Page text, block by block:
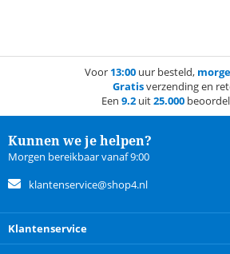
Voor 13:00uur besteld,
Gratisverzending en
Een 9.2 uit25.000
Kunnen we je helpen?
Morgen bereikbaar vanaf 9:00
klantenservice@shop4.nl
Klantenservice